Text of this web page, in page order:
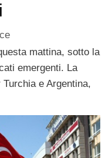
mattina, sotto la
emergenti. La
e Argentina,